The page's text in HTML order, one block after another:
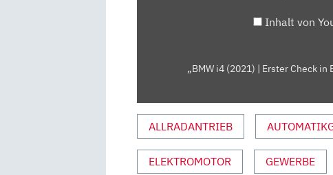
LIMOUSINE
SITZPROBE
MIT
PETER
R.
FISCHER“
Inhalt von
„BMW i4 (2021) | Erster Check
ALLRADANTRIEB
ELEKTROMOTOR GEWERBE